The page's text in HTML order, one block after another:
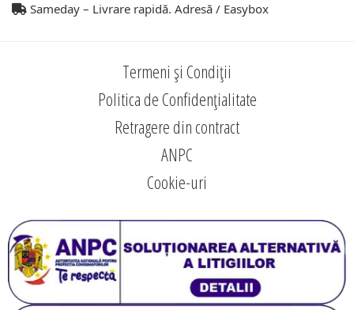
Sameday – Livrare rapidă. Adresă / Easybox
Termeni și Condiții
Politica de Confidențialitate
Retragere din contract
ANPC
Cookie-uri